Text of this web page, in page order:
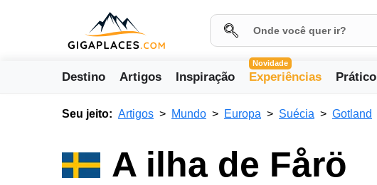
Destino Artigos Inspiração
Novidade
Experiências Prático
Seu jeito: Artigos Mundo Europa Suécia Gotland
A ilha de Fårö